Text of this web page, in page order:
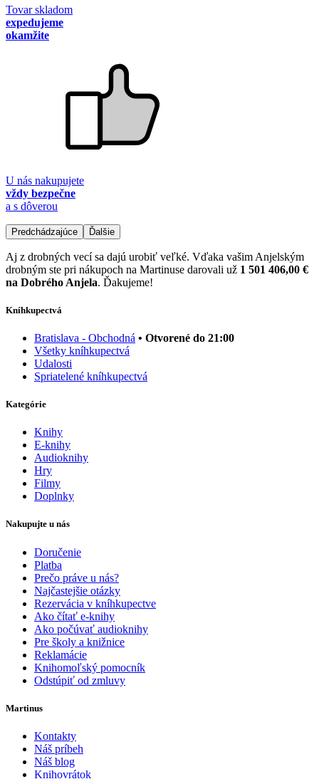
Tovar skladom
expedujeme
okamžite
U nás nakupujete
vždy bezpečne
a s dôverou
Predchádzajúce Ďalšie
Aj z drobných vecí sa dajú urobiť veľké. Vďaka vašim Anjelským
drobným ste pri nákupoch na Martinuse darovali už 1 501 406,00 €
na Dobrého Anjela. Ďakujeme!
Kníhkupectvá
Bratislava - Obchodná • Otvorené do 21:00
Všetky kníhkupectvá
Udalosti
Spriatelené kníhkupectvá
Kategórie
Knihy
E-knihy
Audioknihy
Hry
Filmy
Doplnky
Nakupujte u nás
Doručenie
Platba
Prečo práve u nás?
Najčastejšie otázky
Rezervácia v kníhkupectve
Ako čítať e-knihy
Ako počúvať audioknihy
Pre školy a knižnice
Reklamácie
Knihomoľský pomocník
Odstúpiť od zmluvy
Martinus
Kontakty
Náš príbeh
Náš blog
Knihovrátok